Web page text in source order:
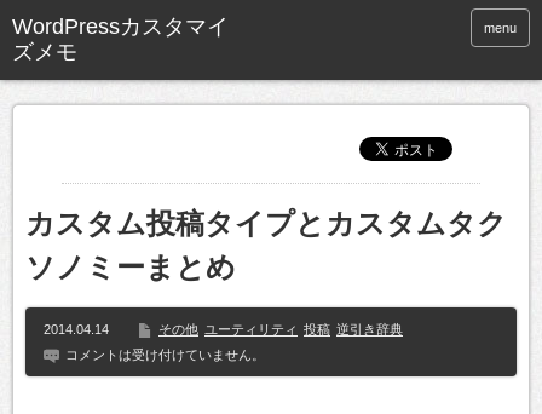
WordPressカスタマイ
ズメモ
menu
カスタム投稿タイプとカスタムタク
ソノミーまとめ
2014.04.14 その他 ユーティリティ 投稿 逆引き辞典
コメントは受け付けていません。